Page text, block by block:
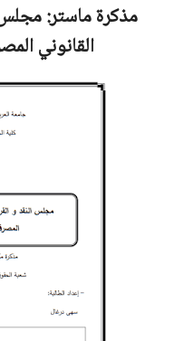
مذكرة ماستر:مجلس
القانوني